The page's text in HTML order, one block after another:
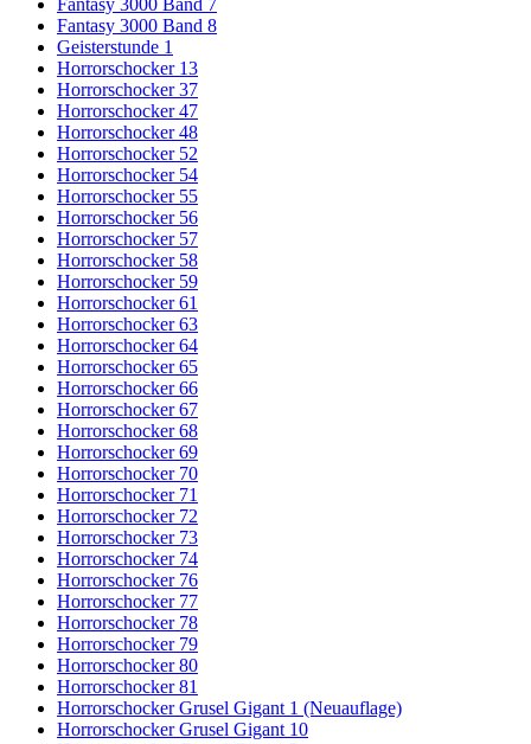
Fantasy 3000 Band 7
Fantasy 3000 Band 8
Geisterstunde 1
Horrorschocker 13
Horrorschocker 37
Horrorschocker 47
Horrorschocker 48
Horrorschocker 52
Horrorschocker 54
Horrorschocker 55
Horrorschocker 56
Horrorschocker 57
Horrorschocker 58
Horrorschocker 59
Horrorschocker 61
Horrorschocker 63
Horrorschocker 64
Horrorschocker 65
Horrorschocker 66
Horrorschocker 67
Horrorschocker 68
Horrorschocker 69
Horrorschocker 70
Horrorschocker 71
Horrorschocker 72
Horrorschocker 73
Horrorschocker 74
Horrorschocker 76
Horrorschocker 77
Horrorschocker 78
Horrorschocker 79
Horrorschocker 80
Horrorschocker 81
Horrorschocker Grusel Gigant 1 (Neuauflage)
Horrorschocker Grusel Gigant 10